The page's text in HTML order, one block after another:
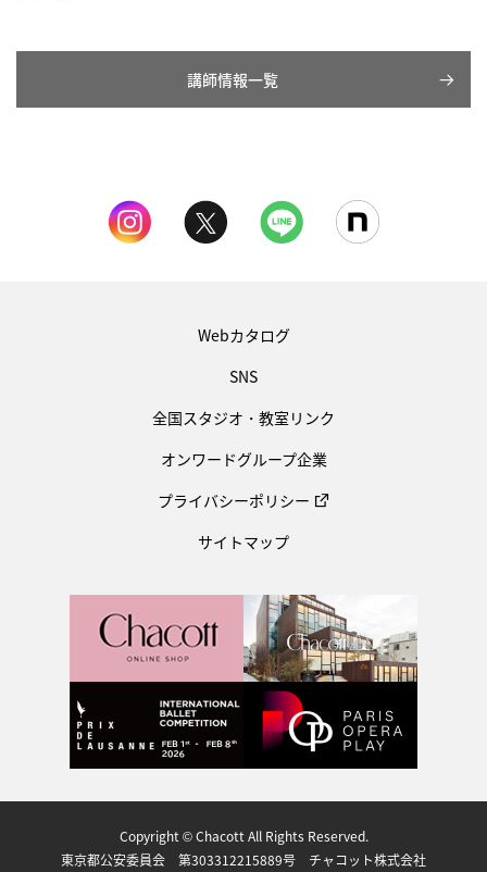
講師情報一覧
Webカタログ
SNS
全国スタジオ・教室リンク
オンワードグループ企業
プライバシーポリシー
サイトマップ
Copyright © Chacott All Rights Reserved.
東京都公安委員会 第303312215889号 チャコット株式会社